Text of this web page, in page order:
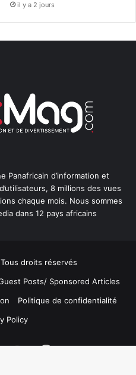
il y a 2 jours
Panafricain d’information et
8 millions des vues
chaque mois. Nous sommes
dans 12 pays africains
droits réservés
Posts/ Sponsored Articles
Politique de confidentialité
Policy
YouTubeInstagram